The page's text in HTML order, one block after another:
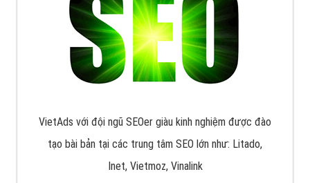
VietAds với đội ngũ SEOer giàu kinh nghiệm được đào
tạo bài bản tại các trung tâm SEO lớn như: Litado,
Inet, Vietmoz, Vinalink